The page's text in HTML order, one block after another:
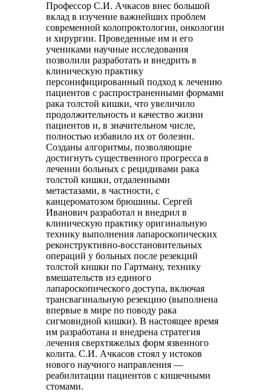
Профессор С.И. Ачкасов внес большой
вклад в изучение важнейших проблем
современной колопроктологии, онкологии
и хирургии. Проведенные им и его
учениками научные исследования
позволили разработать и внедрить в
клиническую практику
персонифицированный подход к лечению
пациентов с распространенными формами
рака толстой кишки, что увеличило
продолжительность и качество жизни
пациентов и, в значительном числе,
полностью избавило их от болезни.
Созданы алгоритмы, позволяющие
достигнуть существенного прогресса в
лечении больных с рецидивами рака
толстой кишки, отдаленными
метастазами, в частности, с
канцероматозом брюшины. Сергей
Иванович разработал и внедрил в
клиническую практику оригинальную
технику выполнения лапароскопических
реконструктивно-восстановительных
операций у больных после резекций
толстой кишки по Гартману, технику
вмешательств из единого
лапароскопического доступа, включая
трансвагинальную резекцию (выполнена
впервые в мире по поводу рака
сигмовидной кишки). В настоящее время
им разработана и внедрена стратегия
лечения сверхтяжелых форм язвенного
колита. С.И. Ачкасов стоял у истоков
нового научного направления —
реабилитации пациентов с кишечными
стомами.